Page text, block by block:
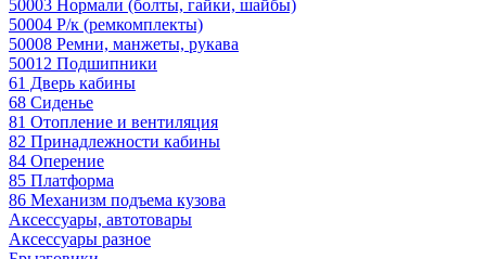
50003 Нормали (болты, гайки, шайбы)
50004 Р/к (ремкомплекты)
50008 Ремни, манжеты, рукава
50012 Подшипники
61 Дверь кабины
68 Сиденье
81 Отопление и вентиляция
82 Принадлежности кабины
84 Оперение
85 Платформа
86 Механизм подъема кузова
Аксессуары, автотовары
Аксессуары разное